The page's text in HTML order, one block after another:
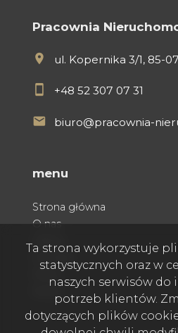
Pracownia
ul. Kopernika 3/1, 85-
+48 52 307 07 31
biuro@pracownia-
menu
Strona główna
O nas
Ta strona wykorzystuje
statystycznych oraz w
naszych serwisów do
potrzeb klientów.
dotyczących plików